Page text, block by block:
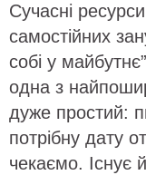
Сучасні
самостійних
собі у
одна з
дуже простий:
потрібну дату
чекаємо. Існує